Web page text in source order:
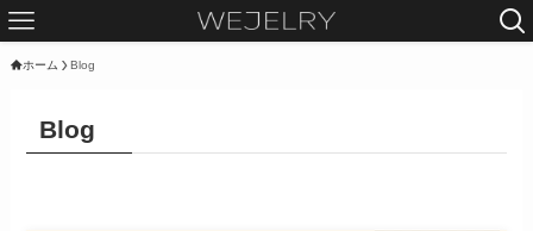
ホーム Blog
Blog